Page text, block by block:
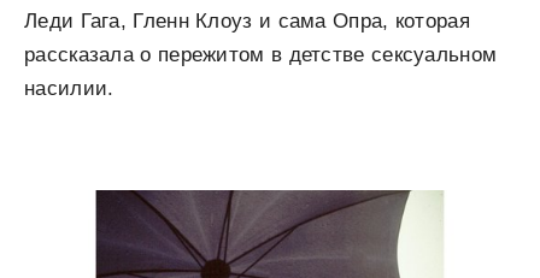
Леди Гага, Гленн Клоуз и сама Опра, которая
рассказала о пережитом в детстве сексуальном
насилии.